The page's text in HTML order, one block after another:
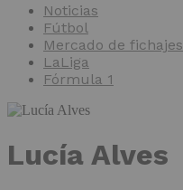
Noticias
Fútbol
Mercado de fichajes
LaLiga
Fórmula 1
Lucía Alves